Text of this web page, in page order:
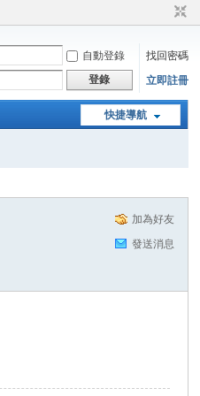
自動登錄
找回密碼
登錄 立即註冊
快捷導航
加為好友
發送消息